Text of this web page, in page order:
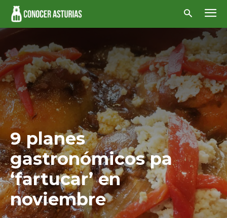
9 planes
gastronómicos pa
‘fartucar’ en
noviembre